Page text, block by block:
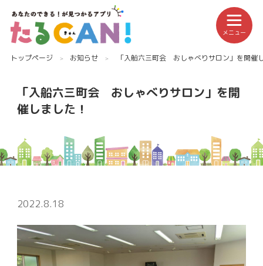
トップページ お知らせ 「入船六三町会 おしゃべりサロン」を開催
「入船六三町会 おしゃべりサロン」を開
催しました！
2022.8.18
メニュー